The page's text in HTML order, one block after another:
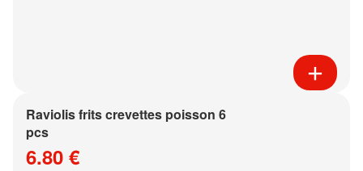
Raviolis frits crevettes poisson 6
pcs
6.80 €